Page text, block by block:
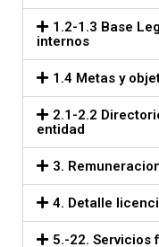
1.2-1.3 Base
internos
1.4 Metas y
2.1-2.2
entidad
3.
4. Detalle
5.-22. Servicios